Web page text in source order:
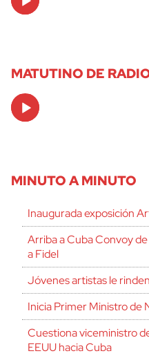
Player
MATUTINO DE
Audio
Player
MINUTO A MINUTO
Inaugurada exposición
Arriba a Cuba Convoy
a Fidel
Jóvenes artistas le
Inicia Primer Ministro de
Cuestiona viceministro
EEUU hacia Cuba